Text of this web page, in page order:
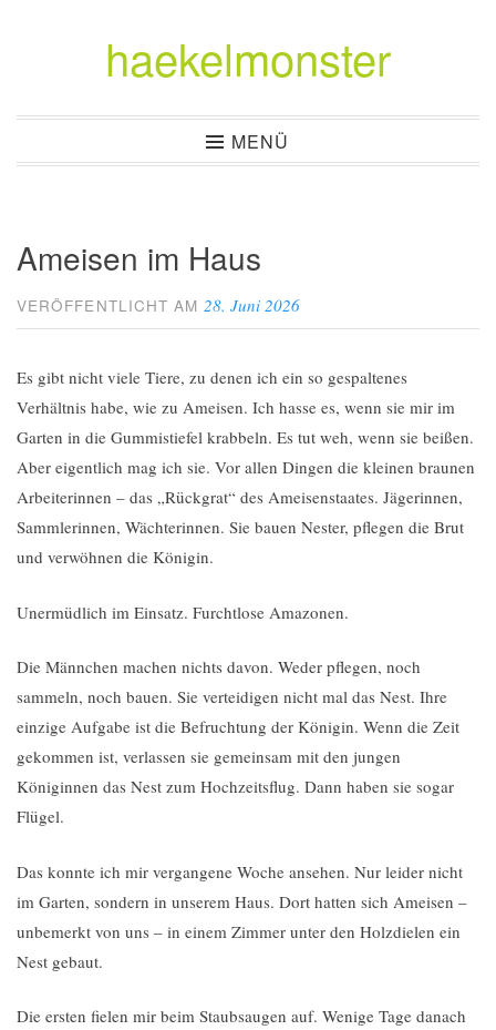
haekelmonster
MENÜ
Ameisen im Haus
VERÖFFENTLICHT AM28. Juni 2026
Es gibt nicht viele Tiere, zu denen ich ein so gespaltenes
Verhältnis habe, wie zu Ameisen. Ich hasse es, wenn sie mir im
Garten in die Gummistiefel krabbeln. Es tut weh, wenn sie beißen.
Aber eigentlich mag ich sie. Vor allen Dingen die kleinen braunen
Arbeiterinnen – das „Rückgrat“ des Ameisenstaates. Jägerinnen,
Sammlerinnen, Wächterinnen. Sie bauen Nester, pflegen die Brut
und verwöhnen die Königin.
Unermüdlich im Einsatz. Furchtlose Amazonen.
Die Männchen machen nichts davon. Weder pflegen, noch
sammeln, noch bauen. Sie verteidigen nicht mal das Nest. Ihre
einzige Aufgabe ist die Befruchtung der Königin. Wenn die Zeit
gekommen ist, verlassen sie gemeinsam mit den jungen
Königinnen das Nest zum Hochzeitsflug. Dann haben sie sogar
Flügel.
Das konnte ich mir vergangene Woche ansehen. Nur leider nicht
im Garten, sondern in unserem Haus. Dort hatten sich Ameisen –
unbemerkt von uns – in einem Zimmer unter den Holzdielen ein
Nest gebaut.
Die ersten fielen mir beim Staubsaugen auf. Wenige Tage danach